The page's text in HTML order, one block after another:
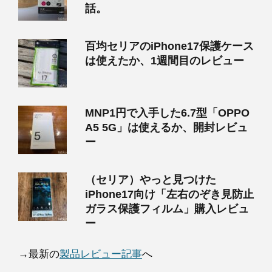
話。
百均セリアのiPhone17保護ケース
は使えたか、1週間目のレビュー
MNP1円で入手した6.7型「OPPO
A5 5G」は使えるか、開封レビュ
ー
（セリア）やっと見つけた
iPhone17向け「左右のぞき見防止
ガラス保護フィルム」購入レビュ
ー
→最新の製品レビュー記事へ